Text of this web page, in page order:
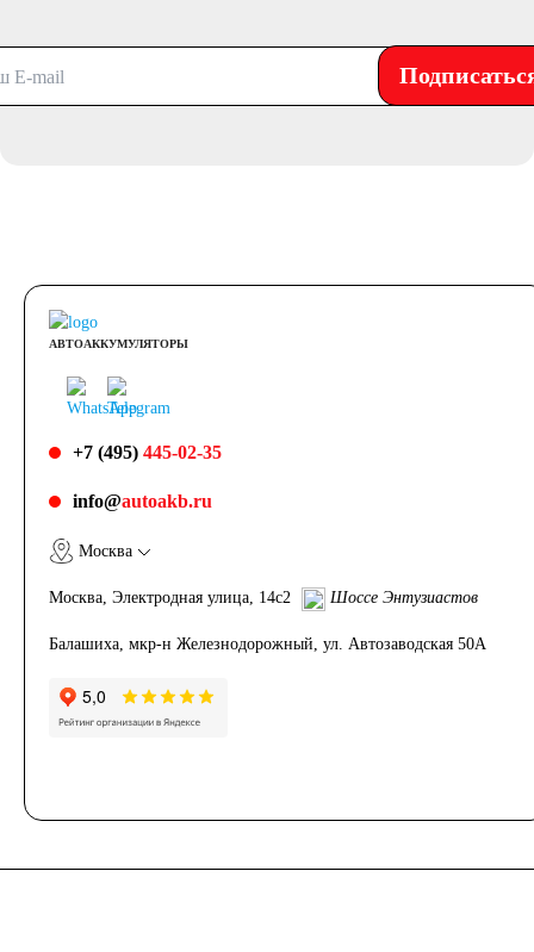
АВТОАККУМУЛЯТОРЫ
+7 (495) 445-02-35
info@autoakb.ru
Москва
Москва, Электродная улица, 14с2 Шоссе Энтузиастов
Балашиха, мкр-н Железнодорожный, ул. Автозаводская 50А